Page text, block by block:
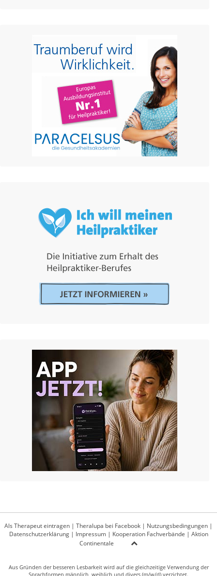
Als Therapeut eintragen | Theralupa bei Facebook | Nutzungsbedingungen |
Datenschutzerklärung| Impressum| Kooperation Fachverbände | Aktion
Continentale
Aus Gründen der besseren Lesbarkeit wird auf die gleichzeitige Verwendung der
Sprachformen männlich, weiblich und divers (m/w/d) verzichtet.